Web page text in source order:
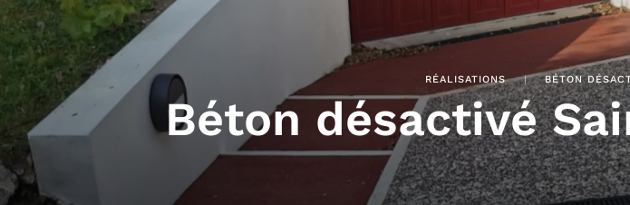
RÉALISATIONS BÉTON
Béton désactivé